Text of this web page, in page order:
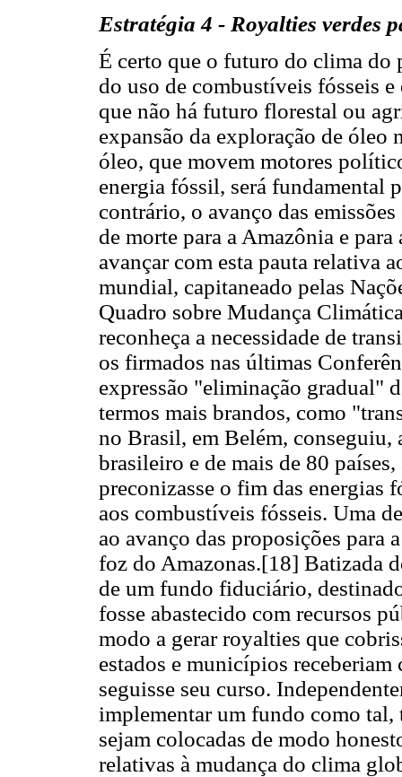
Estratégia 4 - Royalties verdes
É certo que o futuro do clima do
do uso de combustíveis fósseis
que não há futuro florestal ou
expansão da exploração de óleo
óleo, que movem motores
energia fóssil, será fundamental
contrário, o avanço das
de morte para a Amazônia e
avançar com esta pauta relativa
mundial, capitaneado pelas
Quadro sobre Mudança
reconheça a necessidade de
os firmados nas últimas
expressão "eliminação gradual"
termos mais brandos, como
no Brasil, em Belém, conseguiu,
brasileiro e de mais de 80
preconizasse o fim das energias
aos combustíveis fósseis. Uma
ao avanço das proposições para
foz do Amazonas.[18] Batizada
de um fundo fiduciário,
fosse abastecido com recursos
modo a gerar royalties que
estados e municípios
seguisse seu curso.
implementar um fundo como
sejam colocadas de modo
relativas à mudança do clima